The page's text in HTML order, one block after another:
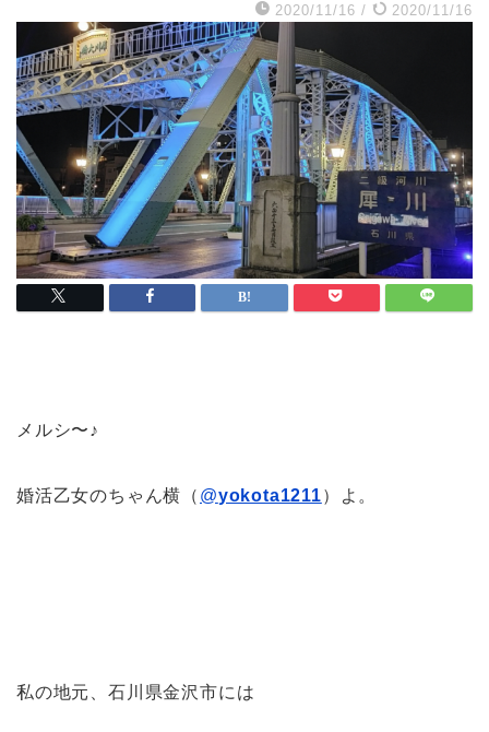
2020/11/16 / 2020/11/16
メルシ〜♪
婚活乙女のちゃん横（ @yokota1211）よ。
私の地元、石川県金沢市には